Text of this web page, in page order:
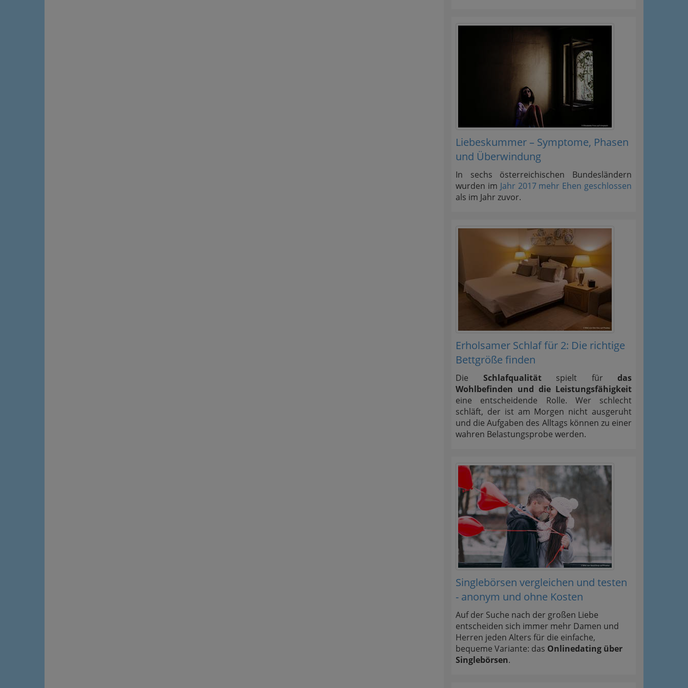
Liebeskummer – Symptome, Phasen
und Überwindung
In sechs österreichischen Bundesländern
wurden im Jahr 2017 mehr Ehen geschlossen
als im Jahr zuvor.
Erholsamer Schlaf für 2: Die richtige
Bettgröße finden
Die Schlafqualitätspielt für das
Wohlbefinden und die Leistungsfähigkeit
eine entscheidende Rolle. Wer schlecht
schläft, der ist am Morgen nicht ausgeruht
und die Aufgaben des Alltags können zu einer
wahren Belastungsprobe werden.
Singlebörsen vergleichen und testen
- anonym und ohne Kosten
Auf der Suche nach der großen Liebe
entscheiden sich immer mehr Damen und
Herren jeden Alters für die einfache,
bequeme Variante: das Onlinedating über
Singlebörsen.